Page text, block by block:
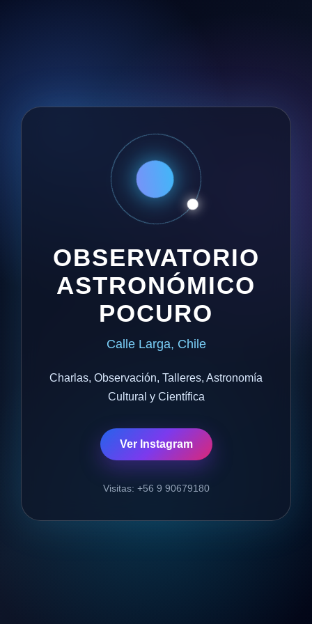
OBSERVATORIO
ASTRONÓMICO
POCURO
Calle Larga, Chile
Charlas, Observación, Talleres, Astronomía
Cultural y Científica
Ver Instagram
Visitas: +56 9 90679180